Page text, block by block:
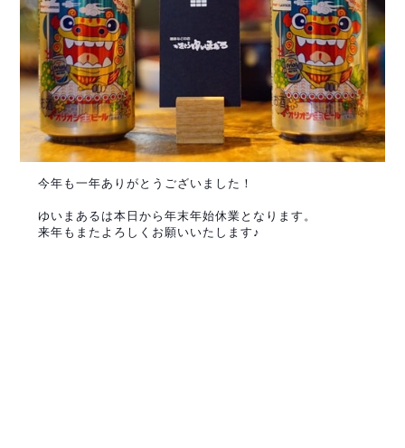
今年も一年ありがとうございました！
ゆいまあるは本日から年末年始休業となります。
来年もまたよろしくお願いいたします♪